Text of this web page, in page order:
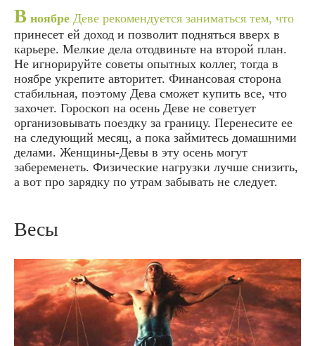
В ноябре Деве рекомендуется заниматься тем, что
принесет ей доход и позволит подняться вверх в
карьере. Мелкие дела отодвиньте на второй план.
Не игнорируйте советы опытных коллег, тогда в
ноябре укрепите авторитет. Финансовая сторона
стабильная, поэтому Дева сможет купить все, что
захочет. Гороскоп на осень Деве не советует
организовывать поездку за границу. Перенесите ее
на следующий месяц, а пока займитесь домашними
делами. Женщины-Девы в эту осень могут
забеременеть. Физические нагрузки лучше снизить,
а вот про зарядку по утрам забывать не следует.
Весы